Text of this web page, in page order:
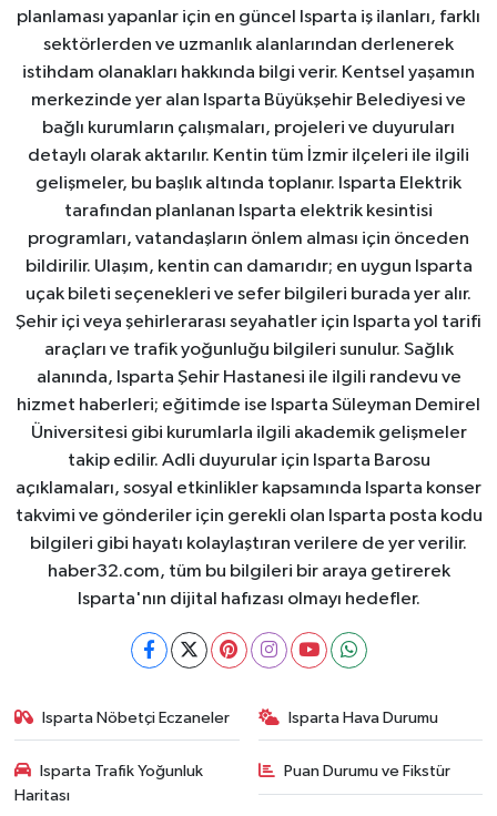
planlaması yapanlar için en güncel Isparta iş ilanları, farklı
sektörlerden ve uzmanlık alanlarından derlenerek
istihdam olanakları hakkında bilgi verir. Kentsel yaşamın
merkezinde yer alan Isparta Büyükşehir Belediyesi ve
bağlı kurumların çalışmaları, projeleri ve duyuruları
detaylı olarak aktarılır. Kentin tüm İzmir ilçeleri ile ilgili
gelişmeler, bu başlık altında toplanır. Isparta Elektrik
tarafından planlanan Isparta elektrik kesintisi
programları, vatandaşların önlem alması için önceden
bildirilir. Ulaşım, kentin can damarıdır; en uygun Isparta
uçak bileti seçenekleri ve sefer bilgileri burada yer alır.
Şehir içi veya şehirlerarası seyahatler için Isparta yol tarifi
araçları ve trafik yoğunluğu bilgileri sunulur. Sağlık
alanında, Isparta Şehir Hastanesi ile ilgili randevu ve
hizmet haberleri; eğitimde ise Isparta Süleyman Demirel
Üniversitesi gibi kurumlarla ilgili akademik gelişmeler
takip edilir. Adli duyurular için Isparta Barosu
açıklamaları, sosyal etkinlikler kapsamında Isparta konser
takvimi ve gönderiler için gerekli olan Isparta posta kodu
bilgileri gibi hayatı kolaylaştıran verilere de yer verilir.
haber32.com, tüm bu bilgileri bir araya getirerek
Isparta'nın dijital hafızası olmayı hedefler.
Isparta Nöbetçi Eczaneler Isparta Hava Durumu
Isparta Trafik Yoğunluk
Haritası
Puan Durumu ve Fikstür